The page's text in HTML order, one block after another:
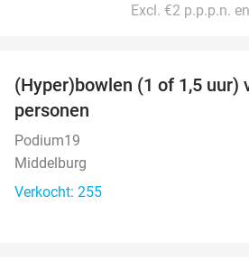
Excl. €2 p.p.p.n.
(Hyper)bowlen (1 of 1,5 uur)
personen
Podium19
Middelburg
Verkocht: 255